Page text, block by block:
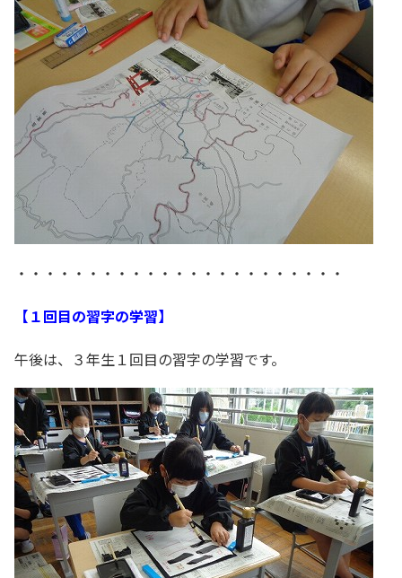
・・・・・・・・・・・・・・・・・・・・・・・
【１回目の習字の学習】
午後は、３年生１回目の習字の学習です。